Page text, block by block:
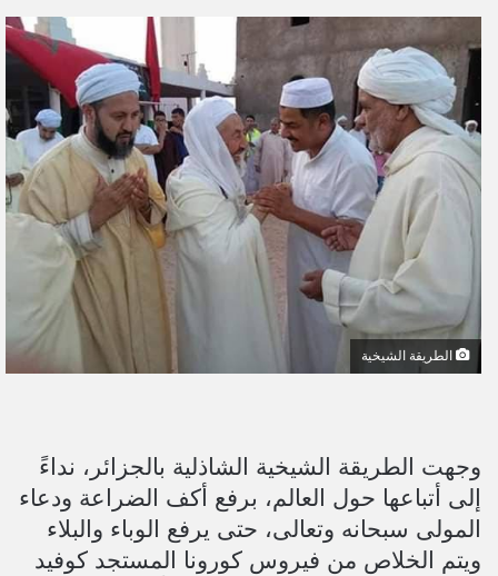
ل
ر
ي
د
إ
ل
ك
ت
ر
الطريقة الشيخية
وجهت الطريقة الشيخية الشاذلية بالجزائر، نداءً
إلى أتباعها حول العالم، برفع أكف الضراعة ودعاء
المولى سبحانه وتعالى، حتى يرفع الوباء والبلاء
ويتم الخلاص من فيروس كورونا المستجد كوفيد